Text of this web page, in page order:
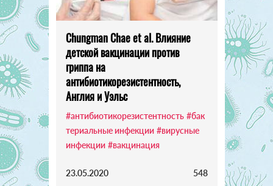
Chungman Chae et al. Влияние
детской вакцинации против
гриппа на
антибиотикорезистентность,
Англия и Уэльс
#антибиотикорезистентность #бак
териальные инфекции #вирусные
инфекции #вакцинация
23.05.2020 548